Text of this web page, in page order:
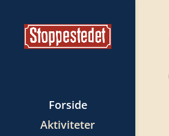
Forside
Aktiviteter